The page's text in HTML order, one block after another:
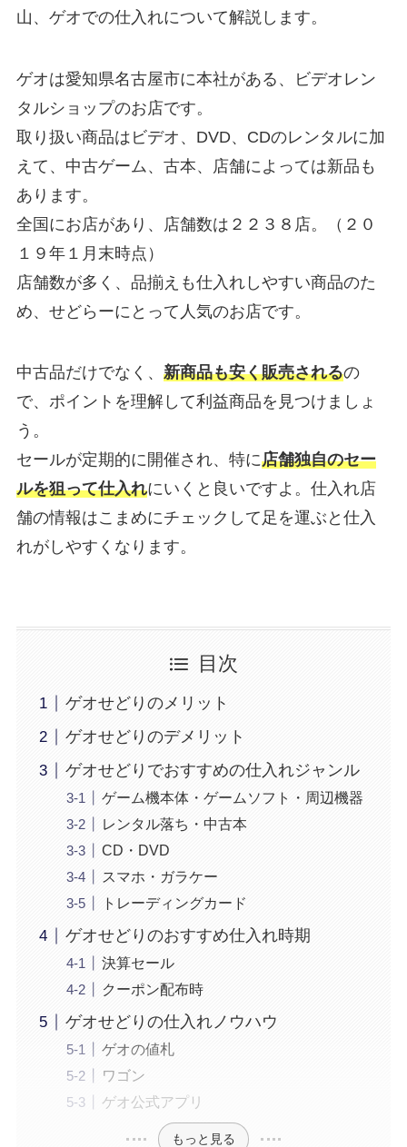
山、ゲオでの仕入れについて解説します。
ゲオは愛知県名古屋市に本社がある、ビデオレン
タルショップのお店です。
取り扱い商品はビデオ、DVD、CDのレンタルに加
えて、中古ゲーム、古本、店舗によっては新品も
あります。
全国にお店があり、店舗数は２２３８店。（２０
１９年１月末時点）
店舗数が多く、品揃えも仕入れしやすい商品のた
め、せどらーにとって人気のお店です。
中古品だけでなく、 新商品も安く販売されるの
で、ポイントを理解して利益商品を見つけましょ
う。
セールが定期的に開催され、特に店舗独自のセー
ルを狙って仕入れにいくと良いですよ。仕入れ店
舗の情報はこまめにチェックして足を運ぶと仕入
れがしやすくなります。
目次
ゲオせどりのメリット
ゲオせどりのデメリット
ゲオせどりでおすすめの仕入れジャンル
ゲーム機本体・ゲームソフト・周辺機器
レンタル落ち・中古本
CD・DVD
スマホ・ガラケー
トレーディングカード
ゲオせどりのおすすめ仕入れ時期
決算セール
クーポン配布時
ゲオせどりの仕入れノウハウ
ゲオの値札
ワゴン
ゲオ公式アプリ
もっと見る